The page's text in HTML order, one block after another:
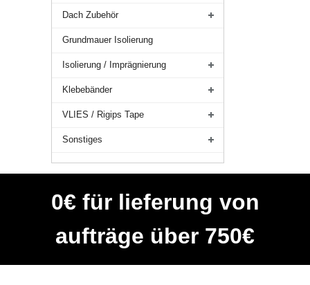
Dach Zubehör
Grundmauer Isolierung
Isolierung / Imprägnierung
Klebebänder
VLIES / Rigips Tape
Sonstiges
0€ für lieferung von
aufträge über 750€